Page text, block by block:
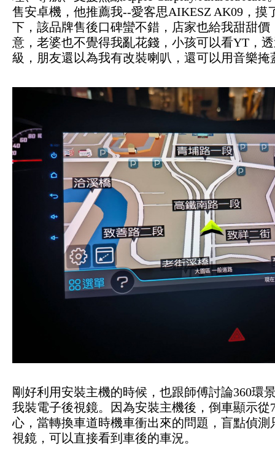
售安卓機，他推薦我--愛客思AIKESZ AK09，摸
下，該品牌售後口碑蠻不錯，店家也給我甜甜
意，老婆也不覺得我亂花錢，小孩可以看YT，
級，朋友還以為我有改裝喇叭，還可以用音樂掩
剛好利用安裝主機的時候，也跟師傅討論360環
我裝電子後視鏡。因為安裝主機後，倒車顯示
心，當轉換車道時機車衝出來的問題，盲點偵
視鏡，可以直接看到車後的車況。